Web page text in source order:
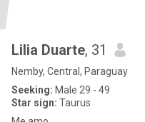
Lilia Duarte, 31
Nemby, Central, Paraguay
Seeking: Male 29 - 49
Star sign: Taurus